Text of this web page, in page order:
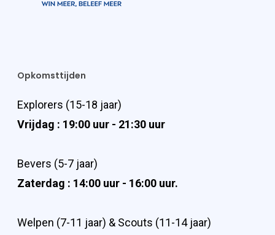
Opkomsttijden
Explorers (15-18 jaar)
Vrijdag : 19:00 uur - 21:30 uur
Bevers (5-7 jaar)
Zaterdag : 14:00 uur - 16:00 uur.
Welpen (7-11 jaar) & Scouts (11-14 jaar)